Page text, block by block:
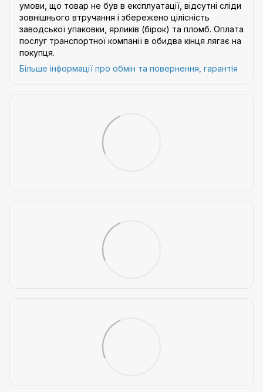
умови, що товар не був в експлуатації, відсутні сліди
зовнішнього втручання і збережено цілісність
заводської упаковки, ярликів (бірок) та пломб. Оплата
послуг транспортної компанії в обидва кінця лягає на
покупця.
Більше інформації про обмін та повернення, гарантія